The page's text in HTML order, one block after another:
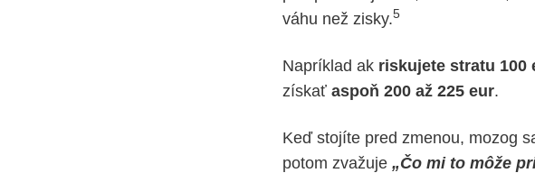
váhu než zisky.5
Napríklad ak riskujete stratu 100
získať aspoň 200 až 225 eur.
Keď stojíte pred zmenou, mozog
potom zvažuje „Čo mi to môže